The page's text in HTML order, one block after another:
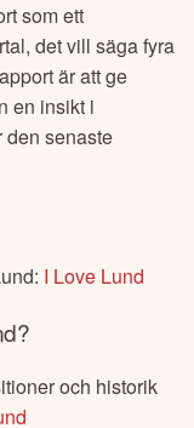
som ett
det vill säga fyra
är att ge
en insikt i
den senaste
: I Love Lund
?
och historik